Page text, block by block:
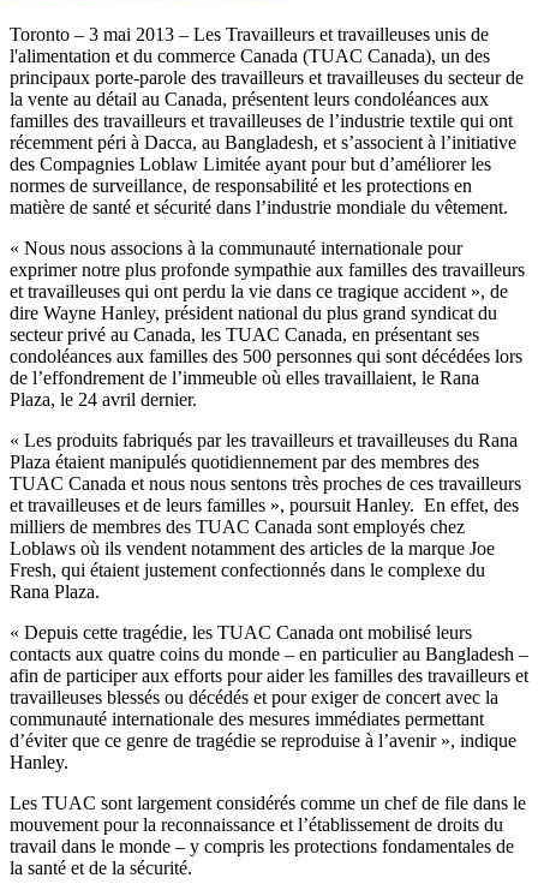
Toronto – 3 mai 2013 – Les Travailleurs et travailleuses unis de
l'alimentation et du commerce Canada (TUAC Canada), un des
principaux porte-parole des travailleurs et travailleuses du secteurde
la vente au détail au Canada, présentent leurs condoléances aux
familles des travailleurs et travailleuses de l’industrie textile qui ont
récemment péri à Dacca, au Bangladesh, et s’associent à l’initiative
des Compagnies Loblaw Limitée ayant pour but d’améliorerles
normes de surveillance, de responsabilité et les protections en
matière de santé et sécurité dans l’industrie mondiale du vêtement.
« Nous nous associons à la communauté internationale pour
exprimer notre plus profonde sympathie aux familles des travailleurs
et travailleuses qui ont perdu la vie dans ce tragique accident », de
dire Wayne Hanley, président national du plus grand syndicat du
secteur privé au Canada, les TUAC Canada, en présentant ses
condoléances aux familles des 500 personnes qui sont décédées lors
de l’effondrement de l’immeuble où elles travaillaient, le Rana
Plaza, le 24 avril dernier.
« Les produits fabriqués par les travailleurs et travailleuses du Rana
Plaza étaient manipulés quotidiennement par des membres des
TUAC Canada et nous nous sentons très proches de ces travailleurs
et travailleuses et de leurs familles », poursuit Hanley. En effet, des
milliers de membres des TUAC Canada sont employés chez
Loblaws où ils vendent notamment des articles de la marque Joe
Fresh, qui étaient justement confectionnés dans le complexe du
Rana Plaza.
« Depuis cette tragédie, les TUAC Canada ont mobilisé leurs
contacts aux quatre coins du monde – en particulierau Bangladesh –
afin de participeraux efforts pouraiderles familles des travailleurs et
travailleuses blessés ou décédés et pourexigerde concert avec la
communauté internationale des mesures immédiates permettant
d’éviter que ce genre de tragédie se reproduise à l’avenir», indique
Hanley.
Les TUAC sont largement considérés comme un chef de file dans le
mouvement pour la reconnaissance et l’établissement de droits du
travail dans le monde – y compris les protections fondamentales de
la santé et de la sécurité.